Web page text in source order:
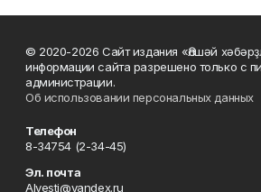
© 2020-2026 Сайт издания «Әлшәй
информации сайта разрешено только с
администрации.
Об использовании персональных данных
Телефон
8-34754 (2-34-45)
Эл. почта
Alvesti@yandex.ru